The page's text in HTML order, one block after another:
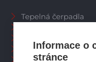
Informace o
stránce
Tepelná čerpadla
Spalinové systémy
Plynové kotle